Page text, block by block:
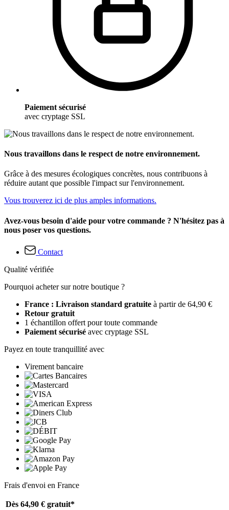
Paiement sécurisé
avec cryptage SSL
Nous travaillons dans le respect de notre environnement.
Grâce à des mesures écologiques concrètes, nous contribuons à
réduire autant que possible l'impact sur l'environnement.
Vous trouverez ici de plus amples informations.
Avez-vous besoin d'aide pour votre commande ? N'hésitez pas à
nous poser vos questions.
Contact
Qualité vérifiée
Pourquoi acheter sur notre boutique ?
France : Livraison standard gratuite à partir de 64,90 €
Retour gratuit
1 échantillon offert pour toute commande
Paiement sécurisé avec cryptage SSL
Payez en toute tranquillité avec
Virement bancaire
Frais d'envoi en France
Dès 64,90 € gratuit*